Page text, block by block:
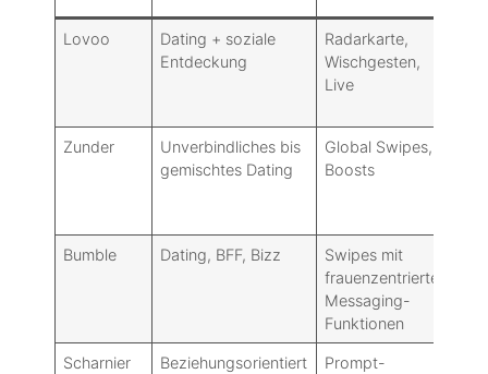
Lovoo
Dating + soziale
Entdeckung
Radarkarte,
Wischgesten,
Live
Zunder
Unverbindliches bis
gemischtes Dating
Global Swipes,
Boosts
Bumble Dating, BFF, Bizz
Swipes mit
frauenzentrierten
Messaging-
Funktionen
Scharnier Beziehungsorientiert
Prompt-